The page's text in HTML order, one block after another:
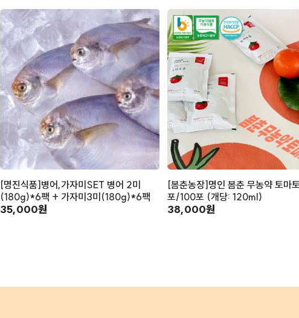
[명진식품]병어,가자미SET 병어 2미
(180g)*6팩 + 가자미3미(180g)*6팩
35,000원
[봄춘농장]명인 봄춘 무농약 토마
포/100포 (개당: 120ml)
38,000원